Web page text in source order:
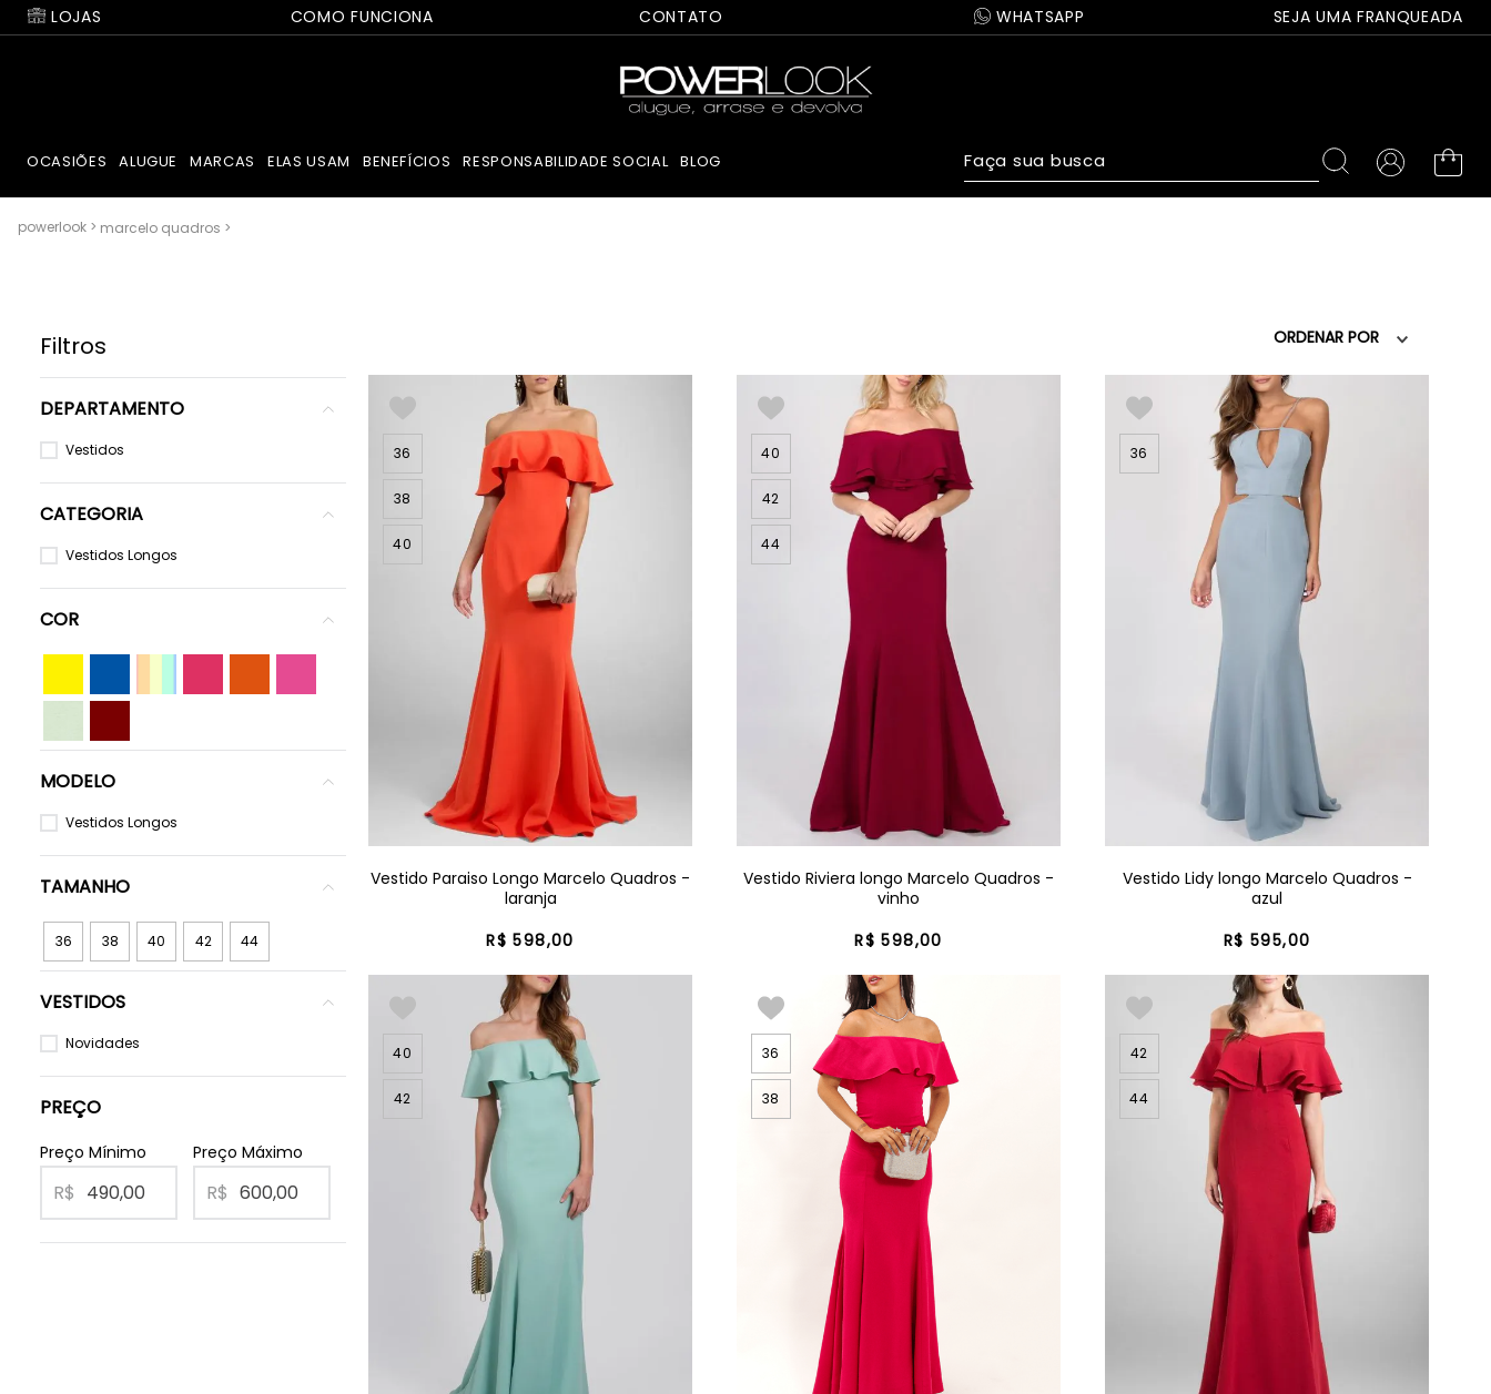
LOJAS COMO FUNCIONA CONTATO WHATSAPP SEJA UMA FRANQUEADA
OCASIÕES ALUGUE MARCAS ELAS USAM BENEFÍCIOS RESPONSABILIDADE SOCIAL BLOG
Faça sua busca
marcelo quadros
Filtros
DEPARTAMENTO
Vestidos
CATEGORIA
Vestidos Longos
COR
a
MODELO
Vestidos Longos
TAMANHO
36 38 40 42 44
VESTIDOS
Novidades
R$ R$
ORDENAR POR
36
38
40
Vestido Paraiso Longo Marcelo Quadros -
laranja
R$ 598,00
40
42
44
Vestido Riviera longo Marcelo Quadros -
vinho
R$ 598,00
36
Vestido Lidy longo Marcelo Quadros -
azul
R$ 595,00
40
42
36
38
42
44